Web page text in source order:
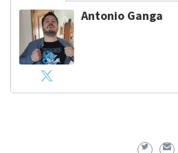
Antonio Ganga